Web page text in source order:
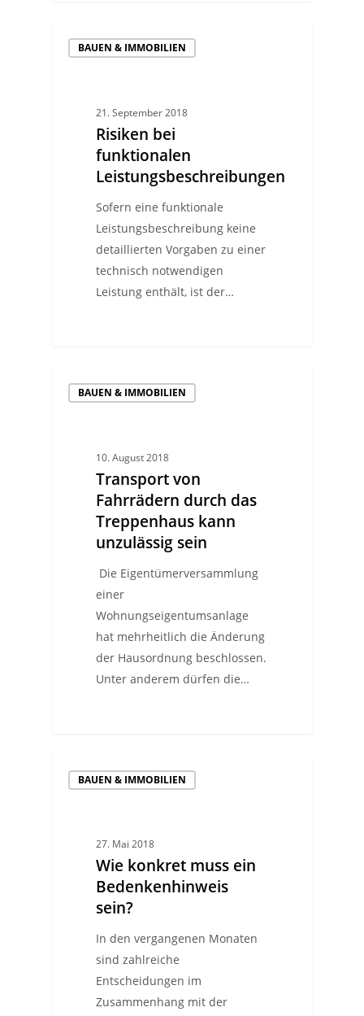
BAUEN & IMMOBILIEN
21. September 2018
Risiken bei
funktionalen
Leistungsbeschreibungen
Sofern eine funktionale
Leistungsbeschreibung keine
detaillierten Vorgaben zu einer
technisch notwendigen
Leistung enthält, ist der…
BAUEN & IMMOBILIEN
10. August 2018
Transport von
Fahrrädern durch das
Treppenhaus kann
unzulässig sein
Die Eigentümerversammlung
einer
Wohnungseigentumsanlage
hat mehrheitlich die Änderung
der Hausordnung beschlossen.
Unter anderem dürfen die…
BAUEN & IMMOBILIEN
27. Mai 2018
Wie konkret muss ein
Bedenkenhinweis
sein?
In den vergangenen Monaten
sind zahlreiche
Entscheidungen im
Zusammenhang mit der